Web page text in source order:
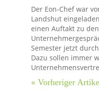
Der Eon-Chef war
Landshut
einen Auftakt zu
Semester jetzt
Dazu sollen immer
« Vorheriger